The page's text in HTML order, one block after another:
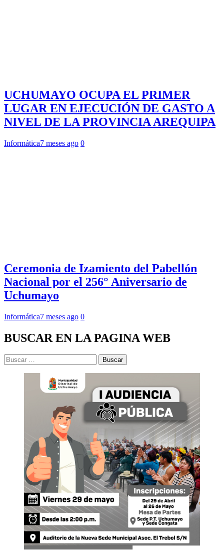
UCHUMAYO OCUPA EL PRIMER
LUGAR EN EJECUCIÓN DE GASTO A
NIVEL DE LA PROVINCIA AREQUIPA
Informática7 meses ago 0
Ceremonia de Izamiento del Pabellón
Nacional por el 256° Aniversario de
Uchumayo
Informática7 meses ago 0
BUSCAR EN LA PAGINA WEB
Buscar: